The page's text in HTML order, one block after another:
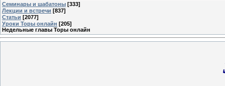
Семинары и шабатоны [333]
Лекции и встречи [837]
Статьи [2077]
Уроки Торы онлайн [205]
Недельные главы Торы онлайн